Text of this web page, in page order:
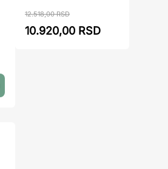
12.518,00 RSD
10.920,00 RSD